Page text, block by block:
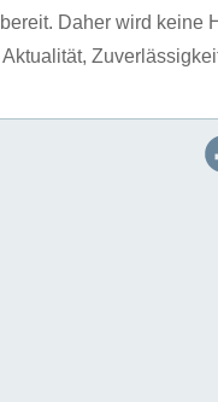
bereit. Daher wird keine
Aktualität,